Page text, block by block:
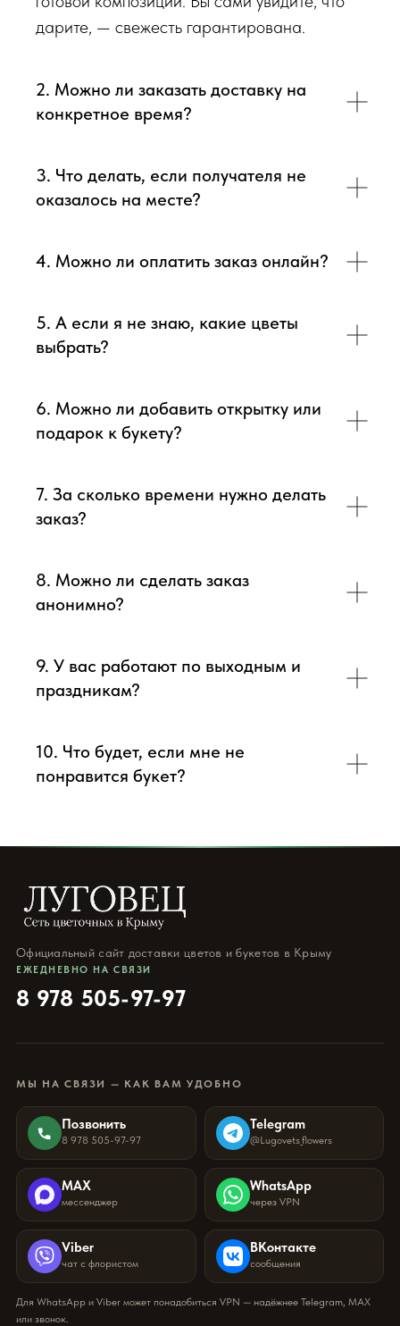
дарите, — свежесть гарантирована.
2. Можно ли заказать доставку на
конкретное время?
3. Что делать, если получателя не
оказалось на месте?
4. Можно ли оплатить заказ онлайн?
5. А если я не знаю, какие цветы
выбрать?
6. Можно ли добавить открытку или
подарок к букету?
7. За сколько времени нужно делать
заказ?
8. Можно ли сделать заказ
анонимно?
9. У вас работают по выходным и
праздникам?
10. Что будет, если мне не
понравится букет?
Официальный сайт доставки цветов и букетов в Крыму
ЕЖЕДНЕВНО НА СВЯЗИ
8 978 505-97-97
МЫ НА СВЯЗИ — КАК ВАМ УДОБНО
Позвонить
8 978 505-97-97
Telegram
@Lugovets_flowers
MAX
мессенджер
WhatsApp
через VPN
Viber
чат с флористом
ВКонтакте
сообщения
Для WhatsApp и Viber может понадобиться VPN — надёжнее Telegram, MAX
или звонок.